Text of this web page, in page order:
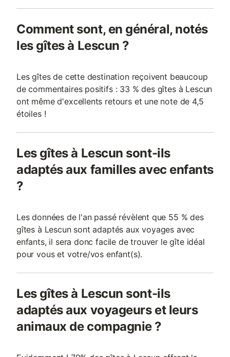
Comment sont, en général, notés
les gîtes à Lescun ?
Les gîtes de cette destination reçoivent beaucoup
de commentaires positifs : 33 % des gîtes à Lescun
ont même d'excellents retours et une note de 4,5
étoiles !
Les gîtes à Lescun sont-ils
adaptés aux familles avec enfants
?
Les données de l'an passé révèlent que 55 % des
gîtes à Lescun sont adaptés aux voyages avec
enfants, il sera donc facile de trouver le gîte idéal
pour vous et votre/vos enfant(s).
Les gîtes à Lescun sont-ils
adaptés aux voyageurs et leurs
animaux de compagnie ?